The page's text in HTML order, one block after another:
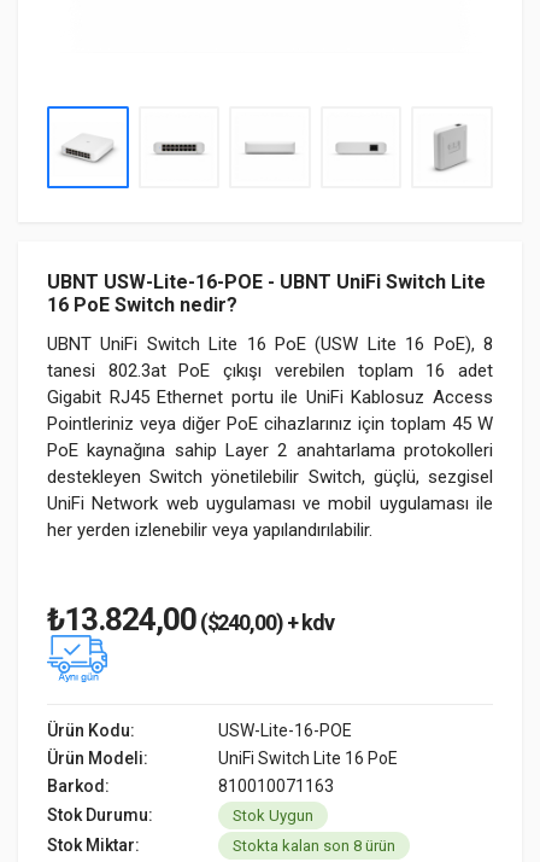
UBNT USW-Lite-16-POE - UBNT UniFi Switch Lite
16 PoE Switch nedir?
UBNT UniFi Switch Lite 16 PoE (USW Lite 16 PoE), 8
tanesi 802.3at PoE çıkışı verebilen toplam 16 adet
Gigabit RJ45 Ethernet portu ile UniFi Kablosuz Access
Pointleriniz veya diğer PoE cihazlarınız için toplam 45 W
PoE kaynağına sahip Layer 2 anahtarlama protokolleri
destekleyen Switch yönetilebilir Switch, güçlü, sezgisel
UniFi Network web uygulaması ve mobil uygulaması ile
her yerden izlenebilir veya yapılandırılabilir.
₺13.824,00($240,00) + kdv
Ürün Kodu:
USW-Lite-16-POE
Ürün Modeli:
UniFi Switch Lite 16 PoE
Barkod:
810010071163
Stok Durumu:
Stok Uygun
Stok Miktar: Stokta kalan son 8 ürün